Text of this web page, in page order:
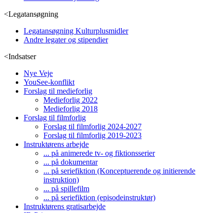
<Legatansøgning
Legatansøgning Kulturplusmidler
Andre legater og stipendier
<Indsatser
Nye Veje
YouSee-konflikt
Forslag til medieforlig
Medieforlig 2022
Medieforlig 2018
Forslag til filmforlig
Forslag til filmforlig 2024-2027
Forslag til filmforlig 2019-2023
Instruktørens arbejde
... på animerede tv- og fiktionsserier
... på dokumentar
... på seriefiktion (Konceptuerende og initierende
instruktion)
... på spillefilm
... på seriefiktion (episodeinstruktør)
Instruktørens gratisarbejde